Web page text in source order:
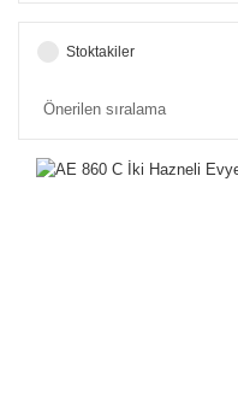
Stoktakiler